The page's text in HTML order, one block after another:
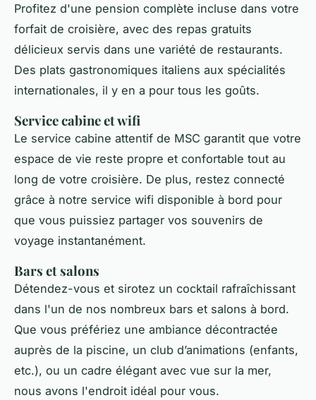
Profitez d'une pension complète incluse dans votre
forfait de croisière, avec des repas gratuits
délicieux servis dans une variété de restaurants.
Des plats gastronomiques italiens aux spécialités
internationales, il y en a pour tous les goûts.
Service cabine et wifi
Le service cabine attentif de MSC garantit que votre
espace de vie reste propre et confortable tout au
long de votre croisière. De plus, restez connecté
grâce à notre service wifi disponible à bord pour
que vous puissiez partager vos souvenirs de
voyage instantanément.
Bars et salons
Détendez-vous et sirotez un cocktail rafraîchissant
dans l'un de nos nombreux bars et salons à bord.
Que vous préfériez une ambiance décontractée
auprès de la piscine, un club d’animations (enfants,
etc.), ou un cadre élégant avec vue sur la mer,
nous avons l'endroit idéal pour vous.